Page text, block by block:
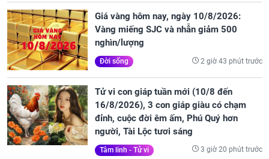
Giá vàng hôm nay, ngày 10/8/2026:
Vàng miếng SJC và nhẫn giảm 500
nghìn/lượng
Đời sống 2 giờ 43 phút trước
Tử vi con giáp tuần mới (10/8 đến
16/8/2026), 3 con giáp giàu có chạm
đỉnh, cuộc đời êm ấm, Phú Quý hơn
người, Tài Lộc tươi sáng
Tâm linh - Tử vi 3 giờ 20 phút trước